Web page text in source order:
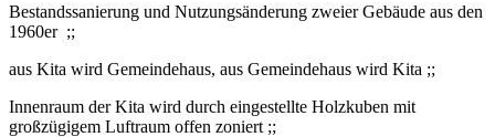
Bestandssanierung und Nutzungsänderung zweier Gebäude aus den
1960er ;;
aus Kita wird Gemeindehaus, aus Gemeindehaus wird Kita ;;
Innenraum der Kita wird durch eingestellte Holzkuben mit
großzügigem Luftraum offen zoniert ;;